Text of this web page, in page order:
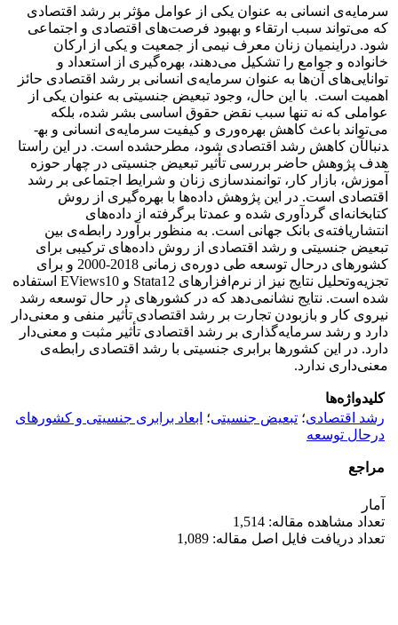
سرمایه‌ی انسانی به عنوان یکی از عوامل مؤثر بر رشد اقتصادی
که می‌تواند سبب ارتقاء و بهبود فرصت‌های اقتصادی و اجتماعی
شود. دراین­میان زنان معرف نیمی از جمعیت و یکی از ارکان
خانواده و جوامع را تشکیل می‌دهند، بهره‌گیری از استعداد و
توانایی‌های آن‌ها به عنوان سرمایه‌ی انسانی بر رشد اقتصادی حائز
اهمیت است. با این حال، وجود تبعیض جنسیتی به عنوان یکی از
عواملی که نه تنها سبب نقض حقوق اساسی بشر شده، بلکه
می‌تواند باعث کاهش بهره‌وری و کیفیت سرمایه‌ی انسانی و به­
دنبال­آن کاهش رشد اقتصادی شود، مطرح­شده است. در این راستا
هدف پژوهش حاضر بررسی تأثیر تبعیض جنسیتی در چهار حوزه‌
آموزش، بازار کار، توانمندسازی زنان و شرایط اجتماعی بر رشد
اقتصادی است. در این پژوهش داده‌ها با بهره‌گیری از روش
کتابخانه‌ای گردآوری شده و عمدتا برگرفته از داده‌های
انتشاریافته‌ی بانک جهانی است. به منظور برآورد رابطه‌ی بین
تبعیض جنسیتی و رشد اقتصادی از روش داده‌های ترکیبی برای
کشورهای درحال توسعه طی دوره‌ی زمانی 2018-2000 و برای
تجزیه‌وتحلیل نتایج نیز از نرم‌افزارهای Stata12 و EViews10 استفاده
شده است. نتایج نشان­می‌دهد که در کشورهای در حال توسعه رشد
نیروی کار و بازبودن تجارت بر رشد اقتصادی تأثیر منفی و معنی‌دار
دارد و رشد سرمایه‌گذاری بر رشد اقتصادی تأثیر مثبت و معنی‌دار
دارد. در این کشورها برابری جنسیتی با رشد اقتصادی رابطه‌ی
معنی‌داری ندارد.
کلیدواژه‌ها
رشد اقتصادی؛ تبعیض جنسیتی؛ ابعاد برابری جنسیتی و کشورهای
درحال توسعه
مراجع
آمار
تعداد مشاهده مقاله: 1,514
تعداد دریافت فایل اصل مقاله: 1,089